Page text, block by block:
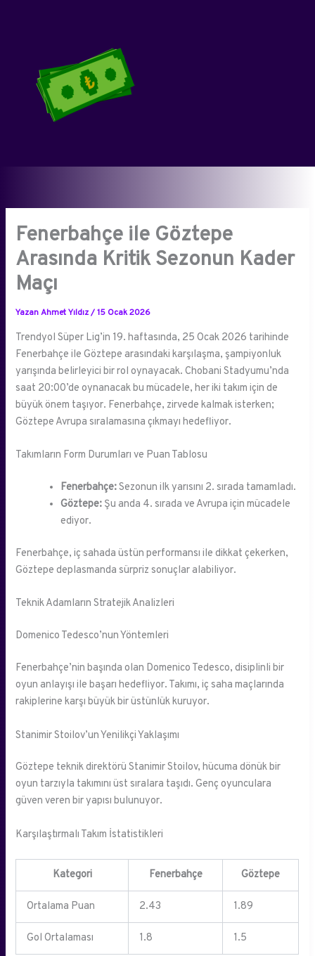
Fenerbahçe ile Göztepe
Arasında Kritik Sezonun Kader
Maçı
Yazan Ahmet Yıldız/15 Ocak 2026
Trendyol Süper Lig’in 19. haftasında, 25 Ocak 2026 tarihinde
Fenerbahçe ile Göztepe arasındaki karşılaşma, şampiyonluk
yarışında belirleyici bir rol oynayacak. Chobani Stadyumu’nda
saat 20:00’de oynanacak bu mücadele, her iki takım için de
büyük önem taşıyor. Fenerbahçe, zirvede kalmak isterken;
Göztepe Avrupa sıralamasına çıkmayı hedefliyor.
Takımların Form Durumları ve Puan Tablosu
Fenerbahçe:Sezonun ilk yarısını 2. sırada tamamladı.
Göztepe: Şu anda 4. sırada ve Avrupa için mücadele
ediyor.
Fenerbahçe, iç sahada üstün performansı ile dikkat çekerken,
Göztepe deplasmanda sürpriz sonuçlar alabiliyor.
Teknik Adamların Stratejik Analizleri
Domenico Tedesco’nun Yöntemleri
Fenerbahçe’nin başında olan Domenico Tedesco, disiplinli bir
oyun anlayışı ile başarı hedefliyor. Takımı, iç saha maçlarında
rakiplerine karşı büyük bir üstünlük kuruyor.
Stanimir Stoilov’un Yenilikçi Yaklaşımı
Göztepe teknik direktörü Stanimir Stoilov, hücuma dönük bir
oyun tarzıyla takımını üst sıralara taşıdı. Genç oyunculara
güven veren bir yapısı bulunuyor.
Karşılaştırmalı Takım İstatistikleri
Kategori Fenerbahçe Göztepe
Ortalama Puan 2.43 1.89
Gol Ortalaması 1.8 1.5